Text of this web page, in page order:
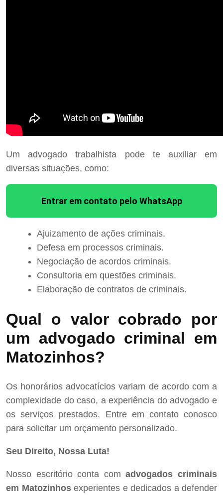
Um advogado trabalhista pode te auxiliar em
diversas situações, como:
Entrar em contato pelo WhatsApp
Ajuizamento de ações criminais.
Defesa em processos criminais.
Negociação de acordos criminais.
Consultoria em questões criminais.
Elaboração de contratos de criminais.
Qual o valor cobrado por
um advogado criminal em
Matozinhos?
Os honorários advocatícios variam de acordo com a
complexidade do caso, a experiência do advogado e
os serviços prestados. Entre em contato conosco
para solicitar um orçamento personalizado.
Seu Direito, Nossa Luta!
Nosso escritório conta comadvogados criminais
em Matozinhosexperientes e dedicados a defender